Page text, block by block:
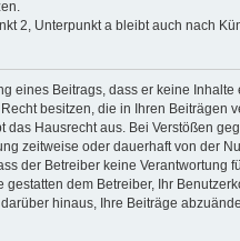
2, Unterpunkt a bleibt auch nach
eines Beitrags, dass er keine
besitzen, die in Ihren Beiträgen
das Hausrecht aus. Bei Verstößen
zeitweise oder dauerhaft von der
der Betreiber keine Verantwortung
gestatten dem Betreiber, Ihr
hinaus, Ihre Beiträge